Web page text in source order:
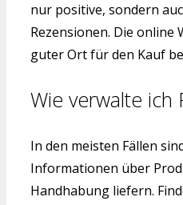
nur positive, sondern
Rezensionen. Die online
guter Ort für den Kauf
Wie verwalte ich
In den meisten Fällen
Informationen über
Handhabung liefern.